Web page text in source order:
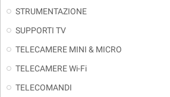
STRUMENTAZIONE
SUPPORTI TV
TELECAMERE MINI & MICRO
TELECAMERE Wi-Fi
TELECOMANDI